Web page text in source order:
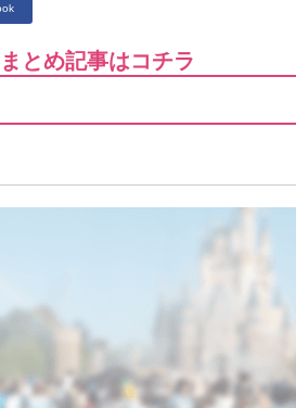
とめ記事はコチラ